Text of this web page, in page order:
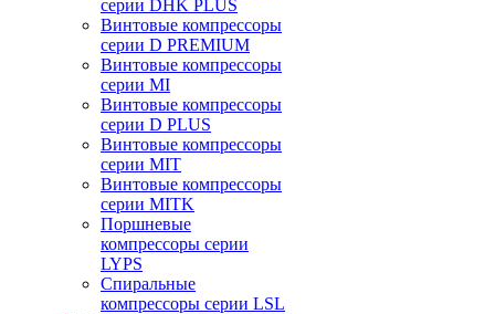
серии DHK PLUS
Винтовые компрессоры
серии D PREMIUM
Винтовые компрессоры
серии MI
Винтовые компрессоры
серии D PLUS
Винтовые компрессоры
серии MIT
Винтовые компрессоры
серии MITK
Поршневые
компрессоры серии
LYPS
Спиральные
компрессоры серии LSL